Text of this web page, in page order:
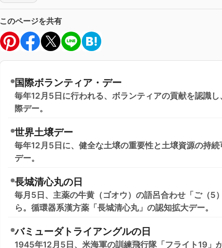
このページを共有
国際ボランティア・デー
毎年12月5日に行われる、ボランティアの貢献を認識
際デー。
世界土壌デー
毎年12月5日に、健全な土壌の重要性と土壌資源の持
デー。
長城清心丸の日
毎月5日、主薬の牛黄（ゴオウ）の語呂合わせ「ご（5
ら。循環器系漢方薬「長城清心丸」の認知拡大デー。
バミューダトライアングルの日
1945年12月5日、米海軍の訓練飛行隊「フライト19」